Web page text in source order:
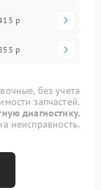
р
р
без учета
запчастей.
диагностику.
неисправность.